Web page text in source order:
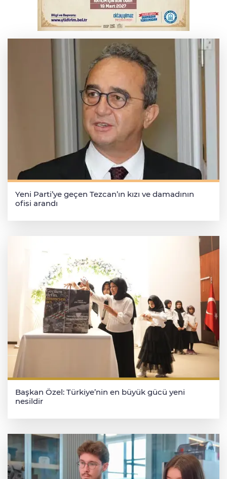
Körfezin iki yakası kulaçlarla birleşti
Yeni Parti’ye geçen Tezcan’ın kızı ve damadının
ofisi arandı
Başkan Özel: Türkiye’nin en büyük gücü yeni
nesildir